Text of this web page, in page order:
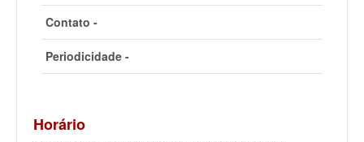
Contato -
Periodicidade -
Horário